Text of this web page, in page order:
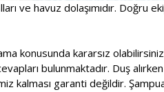
ve havuz dolaşımıdır. Doğru
konusunda kararsız
bulunmaktadır. Duş
kalması garanti değildir.